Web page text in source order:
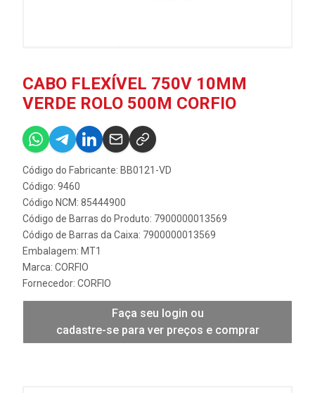
CABO FLEXÍVEL 750V 10MM
VERDE ROLO 500M CORFIO
Código do Fabricante: BB0121-VD
Código: 9460
Código NCM: 85444900
Código de Barras do Produto: 7900000013569
Código de Barras da Caixa: 7900000013569
Embalagem: MT1
Marca: CORFIO
Fornecedor: CORFIO
Faça seu login ou
cadastre-se para ver preços e comprar